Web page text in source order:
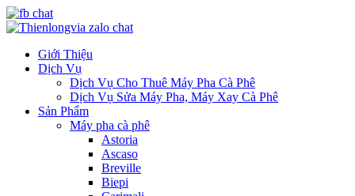
Giới Thiệu
Dịch Vụ
Dịch Vụ Cho Thuê Máy Pha Cà Phê
Dịch Vụ Sửa Máy Pha, Máy Xay Cà Phê
Sản Phẩm
Máy pha cà phê
Astoria
Ascaso
Breville
Biepi